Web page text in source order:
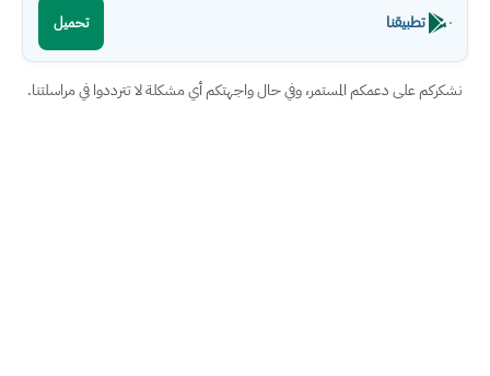
تطبيقنا تحميل
نشكركم على دعمكم المستمر، وفي حال واجهتكم أي مشكلة لا تترددوا في مراسلتنا.